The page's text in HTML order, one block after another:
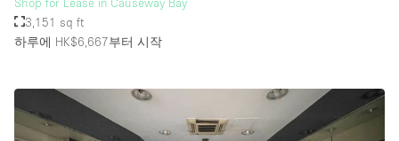
3,151 sq ft
하루에 HK$6,667부터 시작